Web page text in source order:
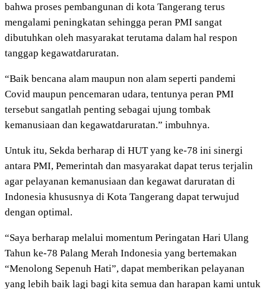
bahwa proses pembangunan di kota Tangerang terus
mengalami peningkatan sehingga peran PMI sangat
dibutuhkan oleh masyarakat terutama dalam hal respon
tanggap kegawatdaruratan.
“Baik bencana alam maupun non alam seperti pandemi
Covid maupun pencemaran udara, tentunya peran PMI
tersebut sangatlah penting sebagai ujung tombak
kemanusiaan dan kegawatdaruratan.” imbuhnya.
Untuk itu, Sekda berharap di HUT yang ke-78 ini sinergi
antara PMI, Pemerintah dan masyarakat dapat terus terjalin
agar pelayanan kemanusiaan dan kegawat daruratan di
Indonesia khususnya di Kota Tangerang dapat terwujud
dengan optimal.
“Saya berharap melalui momentum Peringatan Hari Ulang
Tahun ke-78 Palang Merah Indonesia yang bertemakan
“Menolong Sepenuh Hati”, dapat memberikan pelayanan
yang lebih baik lagi bagi kita semua dan harapan kami untuk